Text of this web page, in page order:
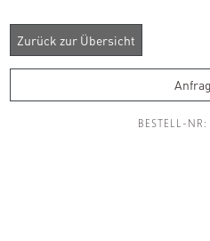
BESTELL-NR: